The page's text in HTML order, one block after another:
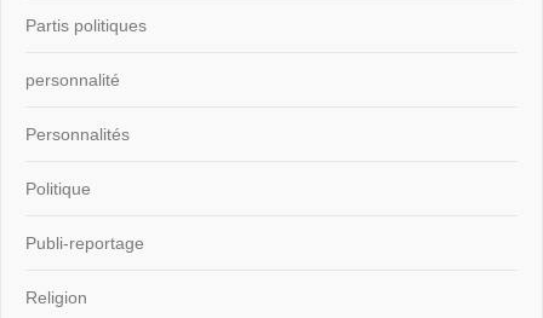
Partis politiques
personnalité
Personnalités
Politique
Publi-reportage
Religion